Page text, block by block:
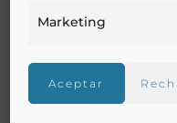
Marketing
Aceptar